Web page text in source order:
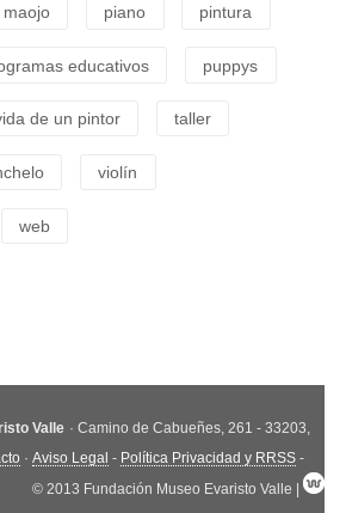
maojo piano pintura
educativos puppys
de un pintor taller
violín
web
Valle · Camino de Cabueñes, 261 - 33203,
· Aviso Legal - Política Privacidad y RRSS -
© 2013 Fundación Museo Evaristo Valle |